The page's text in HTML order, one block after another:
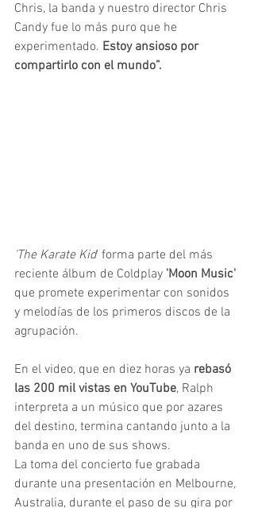
Chris, la banda y nuestro director Chris
Candy fue lo más puro que he
experimentado. Estoy ansioso por
compartirlo con el mundo”.
'The Karate Kid' forma parte del más
reciente álbum de Coldplay 'Moon Music'
que promete experimentar con sonidos
y melodías de los primeros discos de la
agrupación.
En el video, que en diez horas ya rebasó
las 200 mil vistas en YouTube, Ralph
interpreta a un músico que por azares
del destino, termina cantando junto a la
banda en uno de sus shows.
La toma del concierto fue grabada
durante una presentación en Melbourne,
Australia, durante el paso de su gira por